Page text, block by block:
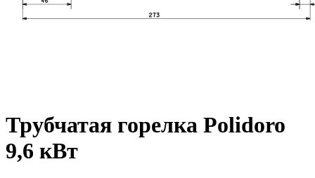
Трубчатая горелка Polidoro
9,6 кВт